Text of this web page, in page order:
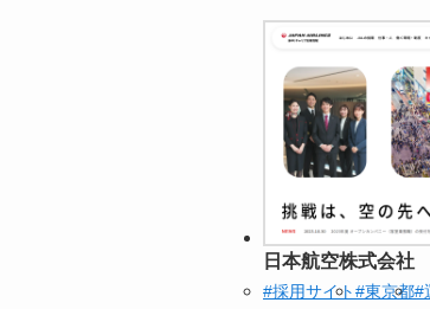
日本航空株式会社
#採用サイト#東京都#